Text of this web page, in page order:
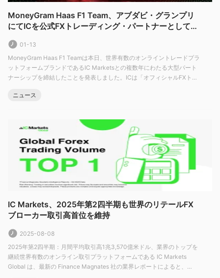
レバレッジ
IC Markets最大レバレッジ提供額は最大1:1000までリス
ク管理を適切に行う方法を知っている経験豊富なトレーダーにと
って有益となり得ます。高いレバレッジは、成功した取引の利益
を潜在的に増大させ、トレーダーが市場でより大きなポジション
を活用することを可能にします。
TradingViewプラットフォームなど、様々な取引プラットフォー
ムをクライアントに提供しています。
MetaTrader4とMetaTrader5プラットフォームは類似しており、
様々な取引ツールやインジケーターを提供するほか、エキスパー
トアドバイザー（EA）の使用や取引戦略の自動化が可能です。
cTraderプラットフォームは、高度なチャート機能と様々な注文
タイプを提供します。ただし、MetaTrader4およびMetaTrader5
プラットフォームと比較して学習曲線が急で、カスタマイズオプ
入出金
IC Markets Globalは、入金および出金のオプションを様々に提供
マスターカード、Visa、PayPal、Neteller、
MoneyGram Haas F1 Team、アブダビ・グランプリ
にてICを公式FXトレーディング・パートナーとして発
01-13
MoneyGram Haas F1 Teamは本日、世界有数のオンライントレードプラ
ットフォームブランドであるIC Marketsとの複数年にわたる大型パート
ナーシップを締結したことを発表しました。ICは「オフィシャルFXトレ
アブダビ・グランプリより、ハースF1マシンのノーズ、フロントウイン
ニュース
IC Markets、2025年第2四半期も世界のリテールFX
ブローカー取引高首位を維持
2025-08-08
2025年第2四半期：月間平均取引高1兆3,570億米ドル、業界のトップを
継続世界有数のオンライン取引プラットフォームである IC Markets
Global は、最新の Finance Magnates 社の業界レポートによると、